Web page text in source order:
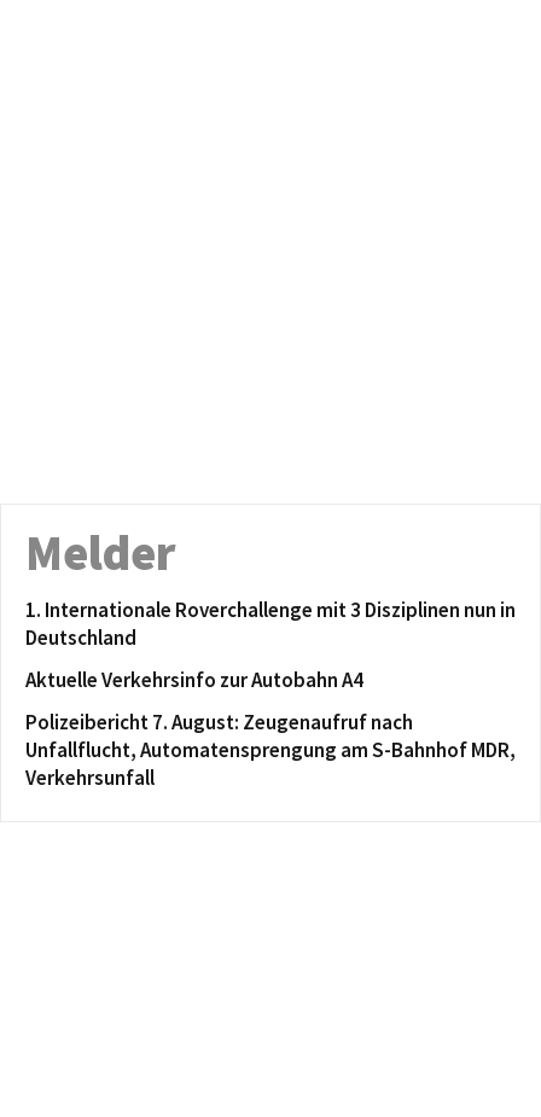
Melder
1. Internationale Roverchallenge mit 3 Disziplinen nun in
Deutschland
Aktuelle Verkehrsinfo zur Autobahn A4
Polizeibericht 7. August: Zeugenaufruf nach
Unfallflucht, Automatensprengung am S-Bahnhof MDR,
Verkehrsunfall